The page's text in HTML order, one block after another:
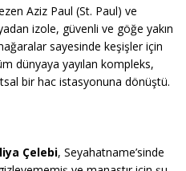
Aziz Paul (St. Paul) ve
izole, güvenli ve göğe yakın
sayesinde keşişler için
dünyaya yayılan kompleks,
bir hac istasyonuna dönüştü.
Çelebi, Seyahatname’sinde